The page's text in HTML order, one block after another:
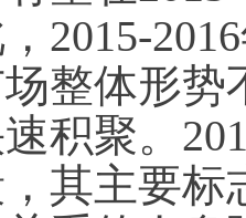
2015-
整体形
积聚。
其主要标